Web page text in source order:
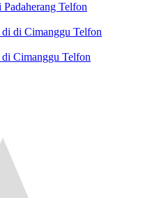
Telfon
Cimanggu Telfon